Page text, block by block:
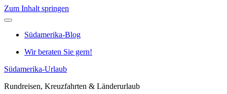
Zum Inhalt springen
Südamerika-Blog
Wir beraten Sie gern!
Südamerika-Urlaub
Rundreisen, Kreuzfahrten & Länderurlaub